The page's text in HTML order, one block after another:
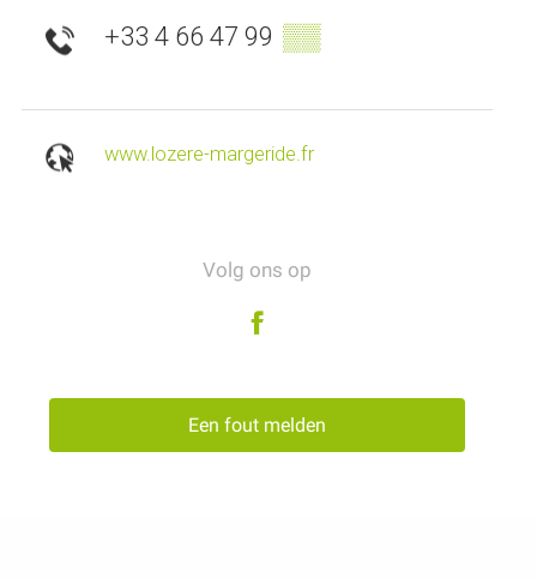
+33 4 66 47 99 ▒▒
www.lozere-margeride.fr
Volg ons op
Een fout melden